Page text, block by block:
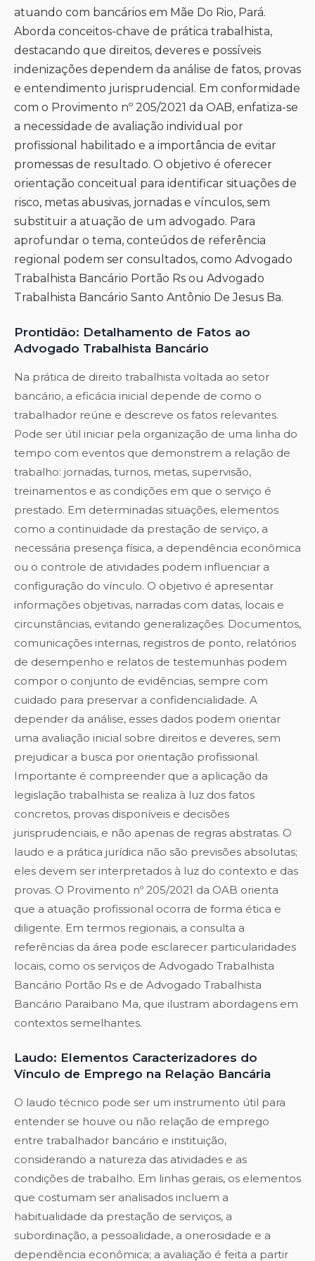
atuando com bancários em Mãe Do Rio, Pará.
Aborda conceitos-chave de prática trabalhista,
destacando que direitos, deveres e possíveis
indenizações dependem da análise de fatos, provas
e entendimento jurisprudencial. Em conformidade
com o Provimento nº 205/2021 da OAB, enfatiza-se
a necessidade de avaliação individual por
profissional habilitado e a importância de evitar
promessas de resultado. O objetivo é oferecer
orientação conceitual para identificar situações de
risco, metas abusivas, jornadas e vínculos, sem
substituir a atuação de um advogado. Para
aprofundar o tema, conteúdos de referência
regional podem ser consultados, como Advogado
Trabalhista Bancário Portão Rs ou Advogado
Trabalhista Bancário Santo Antônio De Jesus Ba.
Prontidão: Detalhamento de Fatos ao
Advogado Trabalhista Bancário
Na prática de direito trabalhista voltada ao setor
bancário, a eficácia inicial depende de como o
trabalhador reúne e descreve os fatos relevantes.
Pode ser útil iniciar pela organização de uma linha do
tempo com eventos que demonstrem a relação de
trabalho: jornadas, turnos, metas, supervisão,
treinamentos e as condições em que o serviço é
prestado. Em determinadas situações, elementos
como a continuidade da prestação de serviço, a
necessária presença física, a dependência econômica
ou o controle de atividades podem influenciar a
configuração do vínculo. O objetivo é apresentar
informações objetivas, narradas com datas, locais e
circunstâncias, evitando generalizações. Documentos,
comunicações internas, registros de ponto, relatórios
de desempenho e relatos de testemunhas podem
compor o conjunto de evidências, sempre com
cuidado para preservar a confidencialidade. A
depender da análise, esses dados podem orientar
uma avaliação inicial sobre direitos e deveres, sem
prejudicar a busca por orientação profissional.
Importante é compreender que a aplicação da
legislação trabalhista se realiza à luz dos fatos
concretos, provas disponíveis e decisões
jurisprudenciais, e não apenas de regras abstratas. O
laudo e a prática jurídica não são previsões absolutas;
eles devem ser interpretados à luz do contexto e das
provas. O Provimento nº 205/2021 da OAB orienta
que a atuação profissional ocorra de forma ética e
diligente. Em termos regionais, a consulta a
referências da área pode esclarecer particularidades
locais, como os serviços de Advogado Trabalhista
Bancário Portão Rs e de Advogado Trabalhista
Bancário Paraibano Ma, que ilustram abordagens em
contextos semelhantes.
Laudo: Elementos Caracterizadores do
Vínculo de Emprego na Relação Bancária
O laudo técnico pode ser um instrumento útil para
entender se houve ou não relação de emprego
entre trabalhador bancário e instituição,
considerando a natureza das atividades e as
condições de trabalho. Em linhas gerais, os elementos
que costumam ser analisados incluem a
habitualidade da prestação de serviços, a
subordinação, a pessoalidade, a onerosidade e a
dependência econômica; a avaliação é feita a partir